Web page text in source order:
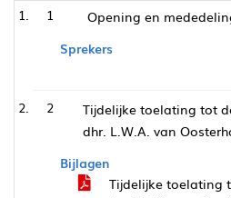
1
Opening en
Sprekers
2
Tijdelijke toelating tot
dhr. L.W.A. van
Bijlagen
Tijdelijke toelating